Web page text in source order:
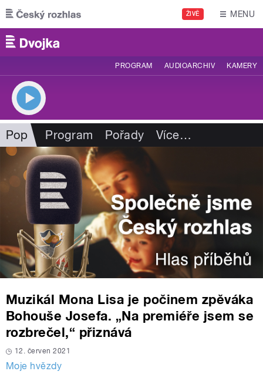
Přejít k hlavnímu obsahu
ŽIVĚ MENU
PROGRAM AUDIOARCHIV KAMERY
Pop Program Pořady Více…
Muzikál Mona Lisa je počinem zpěváka
Bohouše Josefa. „Na premiéře jsem se
rozbrečel,“ přiznává
12. červen 2021
Moje hvězdy